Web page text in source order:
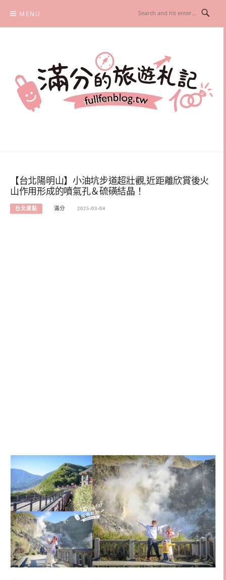
content
MENU
【台北陽明山】小油坑步道超壯觀,近距離欣賞後火
山作用形成的噴氣孔＆硫磺結晶！
台北景點 滿分 2025-03-04